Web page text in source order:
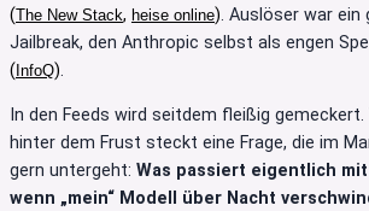
(The New Stack, heise online). Auslöser war ein
Jailbreak, den Anthropic selbst als engen
( InfoQ).
In den Feeds wird seitdem fleißig
hinter dem Frust steckt eine Frage, die im
gern untergeht: Was passiert eigentlich
wenn „mein“ Modell über Nacht